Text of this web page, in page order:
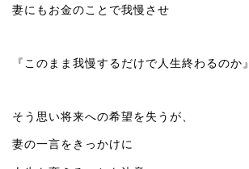
妻にもお金のことで我慢させ
『このまま我慢するだけで人生終わるのか』
そう思い将来への希望を失うが、
妻の一言をきっかけに